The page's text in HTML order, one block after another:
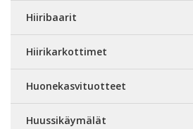
Hiiribaarit
Hiirikarkottimet
Huonekasvituotteet
Huussikäymälät